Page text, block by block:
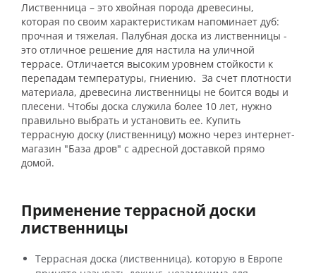
Лиственница – это хвойная порода древесины,
которая по своим характеристикам напоминает дуб:
прочная и тяжелая. Палубная доска из лиственницы -
это отличное решение для настила на уличной
террасе. Отличается высоким уровнем стойкости к
перепадам температуры, гниению. За счет плотности
материала, древесина лиственницы не боится воды и
плесени. Чтобы доска служила более 10 лет, нужно
правильно выбрать и установить ее. Купить
террасную доску (лиственницу) можно через интернет-
магазин "База дров" с адресной доставкой прямо
домой.
Применение террасной доски
лиственницы
Террасная доска (лиственница), которую в Европе